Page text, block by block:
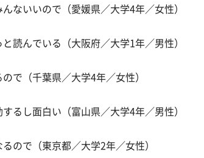
んないいので（愛媛県／大学4年／女性）
と読んでいる（大阪府／大学1年／男性）
ので（千葉県／大学4年／女性）
するし面白い（富山県／大学4年／男性）
るので（東京都／大学2年／女性）